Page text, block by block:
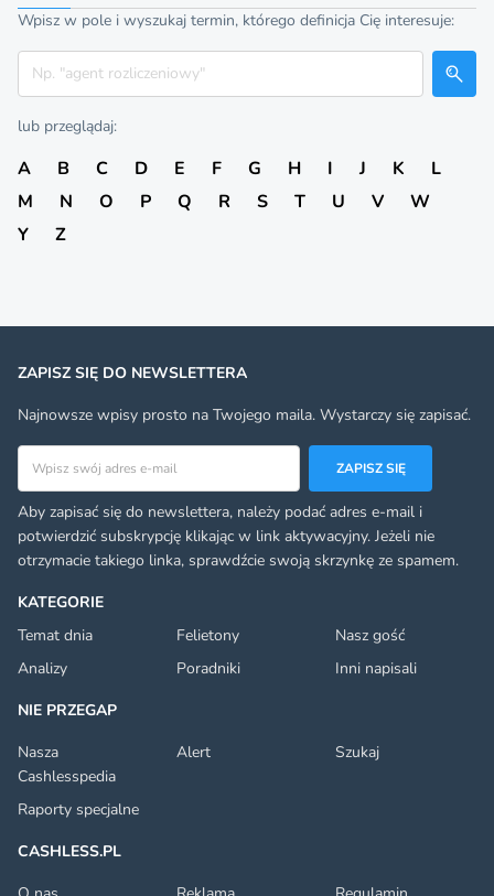
Wpisz w pole i wyszukaj termin, którego definicja Cię interesuje:
Szukaj
lub przeglądaj:
A B C D E F G H I J K
L
M
N O P Q R S T U V
W
Y
Z
KATEGORIE
Temat dnia
Felietony
Nasz gość
Analizy
Poradniki
Inni napisali
NIE PRZEGAP
Nasza
Cashlesspedia
Alert Szukaj
Raporty specjalne
CASHLESS.PL
ZAPISZ SIĘ DO NEWSLETTERA
Najnowsze wpisy prosto na Twojego maila. Wystarczy się zapisać.
ZAPISZ SIĘ
Aby zapisać się do newslettera, należy podać adres e-mail i
potwierdzić subskrypcję klikając w link aktywacyjny. Jeżeli nie
otrzymacie takiego linka, sprawdźcie swoją skrzynkę ze spamem.